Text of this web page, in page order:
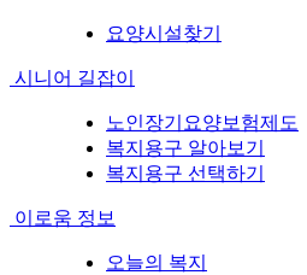
요양시설찾기
시니어 길잡이
노인장기요양보험제도
복지용구 알아보기
복지용구 선택하기
이로움 정보
오늘의 복지